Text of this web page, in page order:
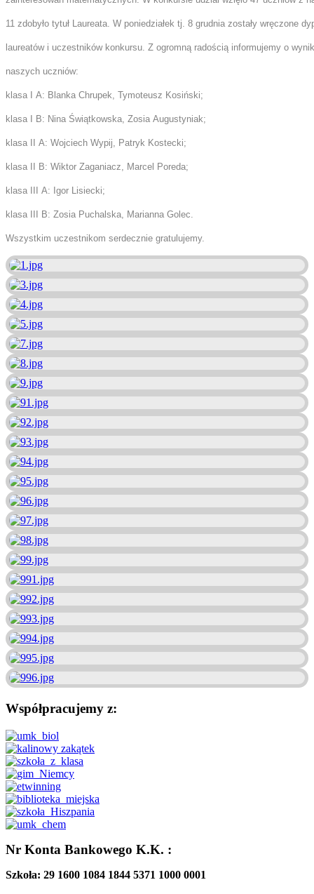
11 zdobyło tytuł Laureata. W poniedziałek tj. 8 grudnia zostały wręczone
laureatów i uczestników konkursu. Z ogromną radością informujemy o
naszych uczniów:
klasa I A: Blanka Chrupek, Tymoteusz Kosiński;
klasa I B: Nina Świątkowska, Zosia Augustyniak;
klasa II A: Wojciech Wypij, Patryk Kostecki;
klasa II B: Wiktor Zaganiacz, Marcel Poreda;
klasa III A: Igor Lisiecki;
klasa III B: Zosia Puchalska, Marianna Golec.
Wszystkim uczestnikom serdecznie gratulujemy.
Współpracujemy z:
Nr Konta Bankowego K.K. :
Szkoła: 29 1600 1084 1844 5371 1000 0001